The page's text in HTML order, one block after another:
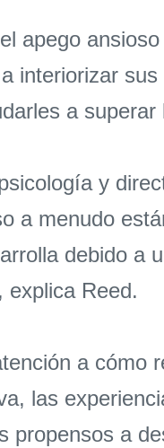
apego
interiorizar
a superar
y
a menudo
debido a
explica Reed.
a cómo
las
propensos a